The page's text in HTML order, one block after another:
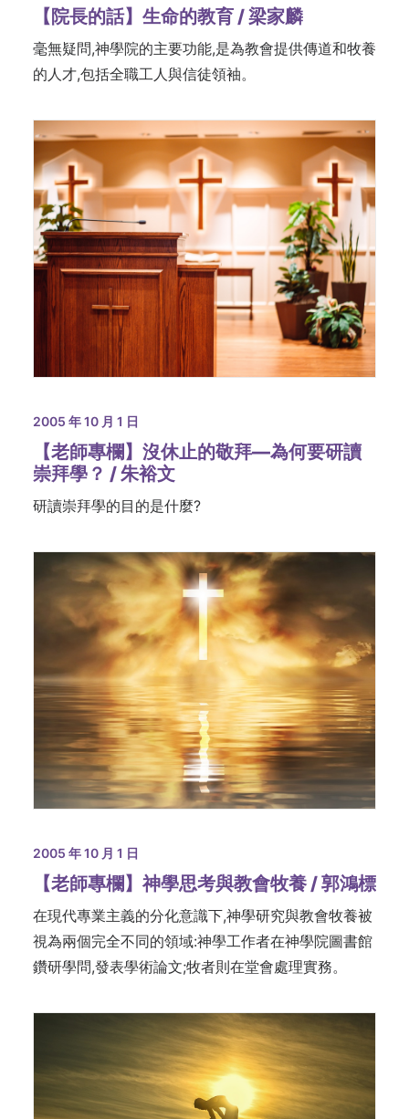
【院長的話】生命的教育 / 梁家麟
毫無疑問,神學院的主要功能,是為教會提供傳道和牧養
的人才,包括全職工人與信徒領袖。
2005 年 10 月 1 日
【老師專欄】沒休止的敬拜—為何要研讀
崇拜學？ / 朱裕文
研讀崇拜學的目的是什麼?
2005 年 10 月 1 日
【老師專欄】神學思考與教會牧養 / 郭鴻標
在現代專業主義的分化意識下,神學研究與教會牧養被
視為兩個完全不同的領域:神學工作者在神學院圖書館
鑽研學問,發表學術論文;牧者則在堂會處理實務。